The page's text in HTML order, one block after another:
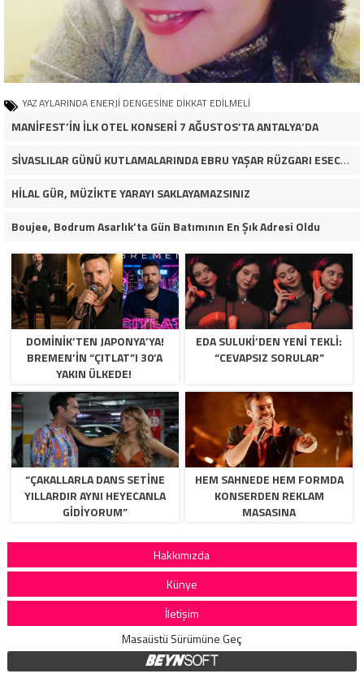
YAZ AYLARINDA ENERJİ DENGESİNE DİKKAT EDİLMELİ
MANİFEST’İN İLK OTEL KONSERİ 7 AĞUSTOS’TA ANTALYA’DA
SİVASLILAR GÜNÜ KUTLAMALARINDA EBRU YAŞAR RÜZGARI ESECEK!
HİLAL GÜR, MÜZİKTE YARAYI SAKLAYAMAZSINIZ
Boujee, Bodrum Asarlık’ta Gün Batımının En Şık Adresi Oldu
DOMINIK’TEN JAPONYA’YA!
BREMEN’IN “ÇITLAT”I 30’A
YAKIN ÜLKEDE!
EDA SULUKI’DEN YENI TEKLI:
“CEVAPSIZ SORULAR”
“ÇAKALLARLA DANS SETINE
YILLARDIR AYNI HEYECANLA
GIDIYORUM”
HEM SAHNEDE HEM FORMDA
KONSERDEN REKLAM
MASASINA
Hakkımızda
Künye
İletişim
Masaüstü Sürümüne Geç